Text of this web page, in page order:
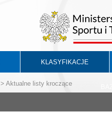
KLASYFIKACJE
> Aktualne listy kroczące